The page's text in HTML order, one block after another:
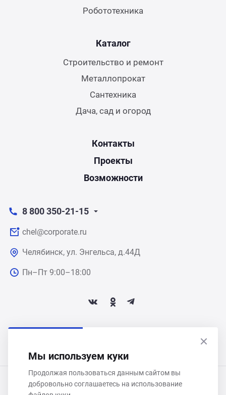
Робототехника
Каталог
Строительство и ремонт
Металлопрокат
Сантехника
Дача, сад и огород
Контакты
Проекты
Возможности
8 800 350-21-15
chel@corporate.ru
Челябинск, ул. Энгельса, д.44Д
Пн–Пт 9:00–18:00
ООО «Некстайп» 2026 © Все права защищены
Мы используем куки
Продолжая пользоваться данным сайтом вы
добровольно соглашаетесь на использование